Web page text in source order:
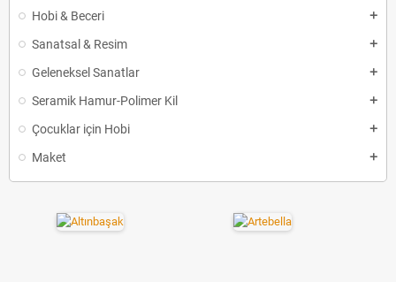
Hobi & Beceri
Sanatsal & Resim
Geleneksel Sanatlar
Seramik Hamur-Polimer Kil
Çocuklar için Hobi
Maket